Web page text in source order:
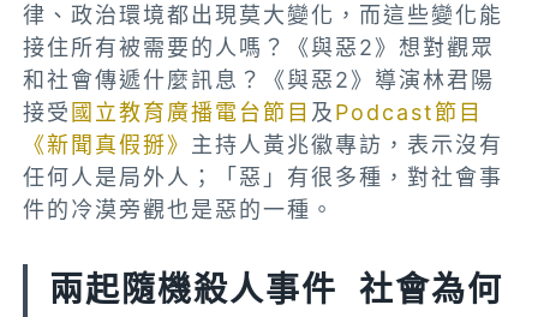
律、政治環境都出現莫大變化，而這些變化能
接住所有被需要的人嗎？《與惡2》想對觀眾
和社會傳遞什麼訊息？《與惡2》導演林君陽
接受 國立教育廣播電台節目 及Podcast節目
《新聞真假掰》 主持人黃兆徽專訪，表示沒有
任何人是局外人；「惡」有很多種，對社會事
件的冷漠旁觀也是惡的一種。
兩起隨機殺人事件 社會為何